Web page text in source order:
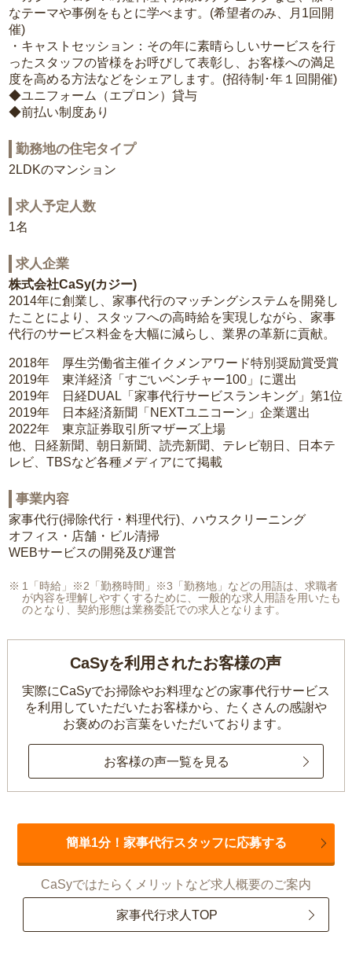
なテーマや事例をもとに学べます。(希望者のみ、月1回開
催)
・キャストセッション：その年に素晴らしいサービスを行
ったスタッフの皆様をお呼びして表彰し、お客様への満足
度を高める方法などをシェアします。(招待制･年１回開催)
◆ユニフォーム（エプロン）貸与
◆前払い制度あり
勤務地の住宅タイプ
2LDKのマンション
求人予定人数
1名
求人企業
株式会社CaSy(カジー)
2014年に創業し、家事代行のマッチングシステムを開発し
たことにより、スタッフへの高時給を実現しながら、家事
代行のサービス料金を大幅に減らし、業界の革新に貢献。
2018年 厚生労働省主催イクメンアワード特別奨励賞受賞
2019年 東洋経済「すごいベンチャー100」に選出
2019年 日経DUAL「家事代行サービスランキング」第1位
2019年 日本経済新聞「NEXTユニコーン」企業選出
2022年 東京証券取引所マザーズ上場
他、日経新聞、朝日新聞、読売新聞、テレビ朝日、日本テ
レビ、TBSなど各種メディアにて掲載
事業内容
家事代行(掃除代行・料理代行)、ハウスクリーニング
オフィス・店舗・ビル清掃
WEBサービスの開発及び運営
1「時給」※2「勤務時間」※3「勤務地」などの用語は、求職者
が内容を理解しやすくするために、一般的な求人用語を用いたも
のとなり、契約形態は業務委託での求人となります。
CaSyを利用されたお客様の声
実際にCaSyでお掃除やお料理などの家事代行サービス
を利用していただいたお客様から、 たくさんの感謝や
お褒めのお言葉をいただいております。
お客様の声一覧を見る
簡単1分！家事代行スタッフに応募する
CaSyではたらくメリットなど求人概要のご案内
家事代行求人TOP